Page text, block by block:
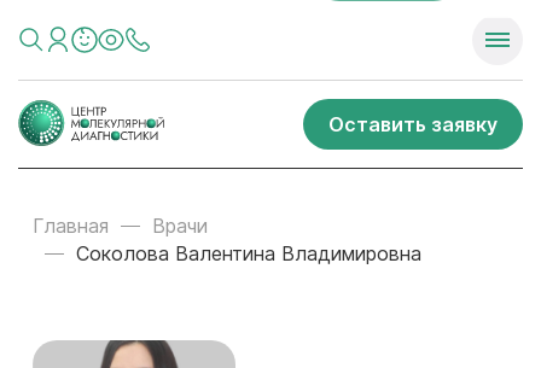
Оставить заявку
Главная
Врачи
Соколова Валентина Владимировна